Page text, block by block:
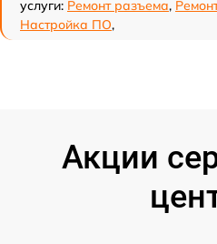
услуги: Ремонт разъема,
Настройка ПО,
Акции